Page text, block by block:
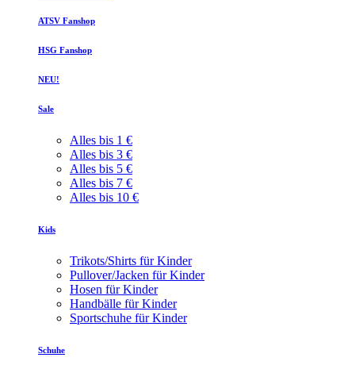
ATSV Fanshop
HSG Fanshop
NEU!
Sale
Alles bis 1 €
Alles bis 3 €
Alles bis 5 €
Alles bis 7 €
Alles bis 10 €
Kids
Trikots/Shirts für Kinder
Pullover/Jacken für Kinder
Hosen für Kinder
Handbälle für Kinder
Sportschuhe für Kinder
Schuhe